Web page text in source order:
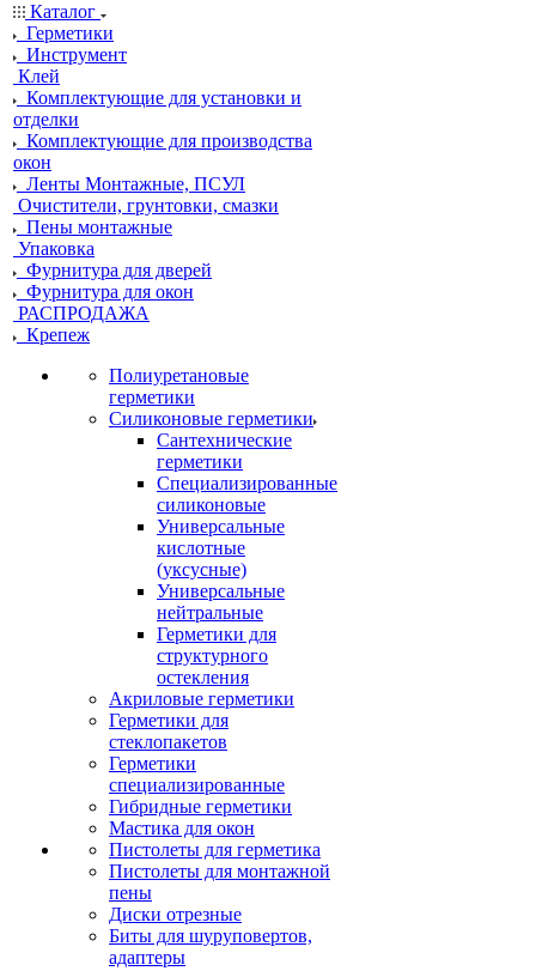
Каталог
Герметики
Инструмент
Клей
Комплектующие для установки и
отделки
Комплектующие для производства
окон
Ленты Монтажные, ПСУЛ
Очистители, грунтовки, смазки
Пены монтажные
Упаковка
Фурнитура для дверей
Фурнитура для окон
РАСПРОДАЖА
Крепеж
Полиуретановые
герметики
Силиконовые герметики
Сантехнические
герметики
Специализированные
силиконовые
Универсальные
кислотные
(уксусные)
Универсальные
нейтральные
Герметики для
структурного
остекления
Акриловые герметики
Герметики для
стеклопакетов
Герметики
специализированные
Гибридные герметики
Мастика для окон
Пистолеты для герметика
Пистолеты для монтажной
пены
Диски отрезные
Биты для шуруповертов,
адаптеры